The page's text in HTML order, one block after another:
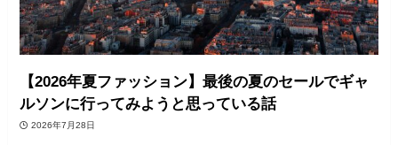
【2026年夏ファッション】最後の夏のセールでギャ
ルソンに行ってみようと思っている話
2026年7月28日